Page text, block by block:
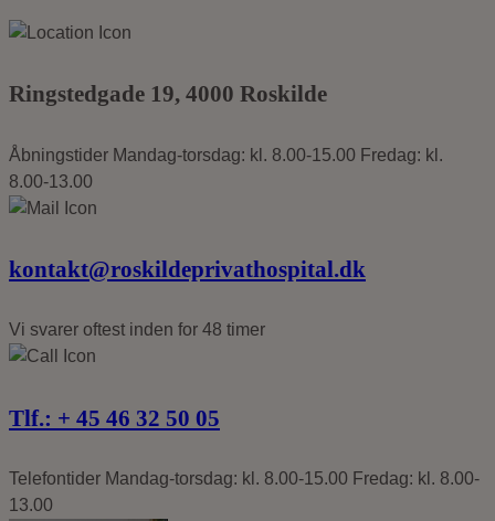
Ringstedgade 19, 4000 Roskilde
Åbningstider Mandag-torsdag: kl. 8.00-15.00 Fredag: kl.
8.00-13.00
kontakt@roskildeprivathospital.dk
Vi svarer oftest inden for 48 timer
Tlf.: + 45 46 32 50 05
Telefontider Mandag-torsdag: kl. 8.00-15.00 Fredag: kl. 8.00-
13.00